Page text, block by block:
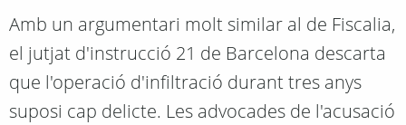
Amb un argumentari molt similar al de Fiscalia,
el jutjat d'instrucció 21 de Barcelona descarta
que l'operació d'infiltració durant tres anys
suposi cap delicte. Les advocades de l'acusació